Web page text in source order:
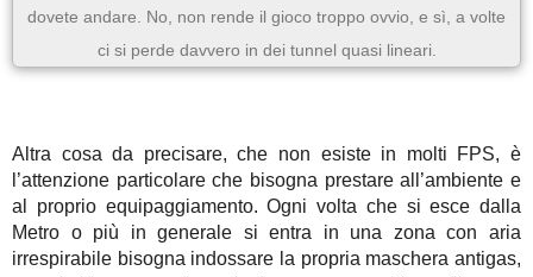
dovete andare. No, non rende il gioco troppo ovvio, e sì, a volte
ci si perde davvero in dei tunnel quasi lineari.
Altra cosa da precisare, che non esiste in molti FPS, è
l’attenzione particolare che bisogna prestare all’ambiente e
al proprio equipaggiamento. Ogni volta che si esce dalla
Metro o più in generale si entra in una zona con aria
irrespirabile bisogna indossare la propria maschera antigas,